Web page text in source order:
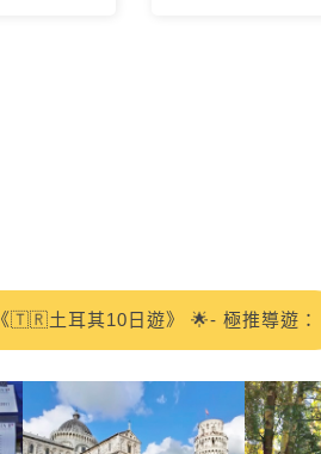
旅程風景很美麗，吃住也都符合預
認識土耳其國家
🇹🇷土耳其10日遊》 🌟- 極推導遊：
遇到很細心很貼心
忱、隨和，積極細心的幫大家解決